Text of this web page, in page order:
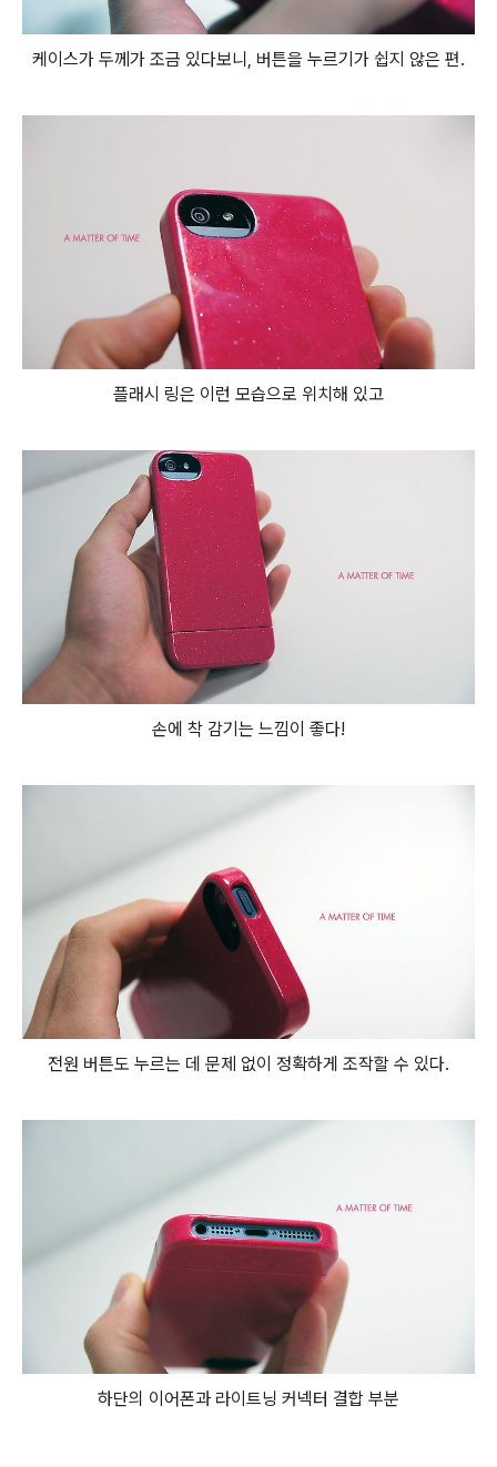
케이스가 두께가 조금 있다보니, 버튼을 누르기가 쉽지 않은 편.
플래시 링은 이런 모습으로 위치해 있고
손에 착 감기는 느낌이 좋다!
전원 버튼도 누르는 데 문제 없이 정확하게 조작할 수 있다.
하단의 이어폰과 라이트닝 커넥터 결합 부분